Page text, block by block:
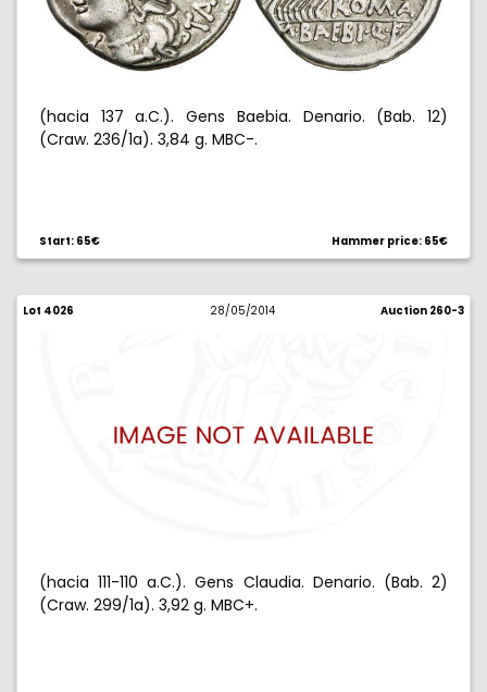
(hacia 137 a.C.). Gens Baebia. Denario. (Bab. 12)
(Craw. 236/1a). 3,84 g. MBC-.
Start: 65€ Hammer price: 65€
Lot 4026 28/05/2014 Auction 260-3
(hacia 111-110 a.C.). Gens Claudia. Denario. (Bab. 2)
(Craw. 299/1a). 3,92 g. MBC+.